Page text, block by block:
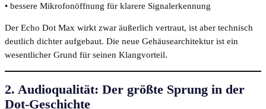
• bessere Mikrofonöffnung für klarere Signalerkennung
Der Echo Dot Max wirkt zwar äußerlich vertraut, ist aber technisch
deutlich dichter aufgebaut. Die neue Gehäusearchitektur ist ein
wesentlicher Grund für seinen Klangvorteil.
2. Audioqualität: Der größte Sprung in der
Dot-Geschichte